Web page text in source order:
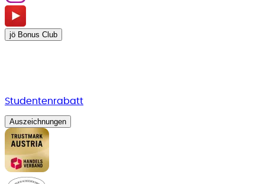
jö Bonus Club
Studentenrabatt
Auszeichnungen